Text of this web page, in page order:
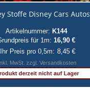
Stoffe Disney Cars Autos
Artikelnummer: K144
für 1m: 16,90 €
Ihr Preis pro 0,5m: 8,45 €
MwSt. zzgl. Versandkosten
derzeit nicht auf Lager